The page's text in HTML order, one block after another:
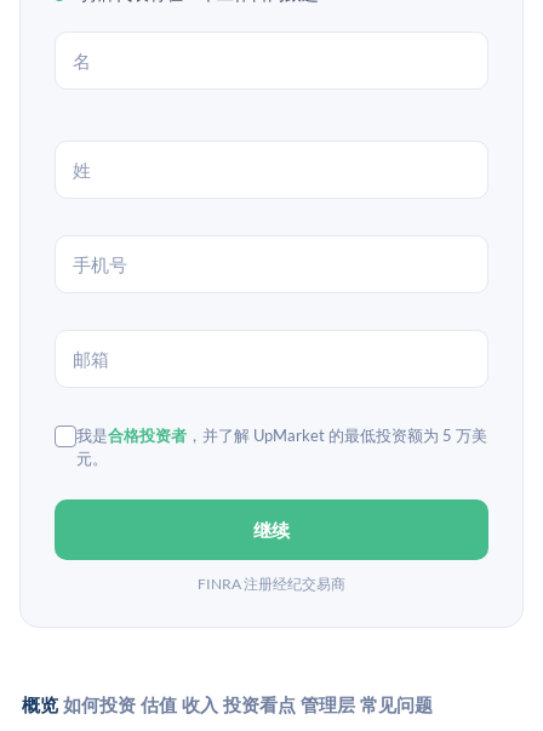
我是合格投资者 ，并了解 UpMarket 的最低投资额为 5 万美
元。
继续
FINRA 注册经纪交易商
概览 如何投资 估值 收入 投资看点 管理层 常见问题